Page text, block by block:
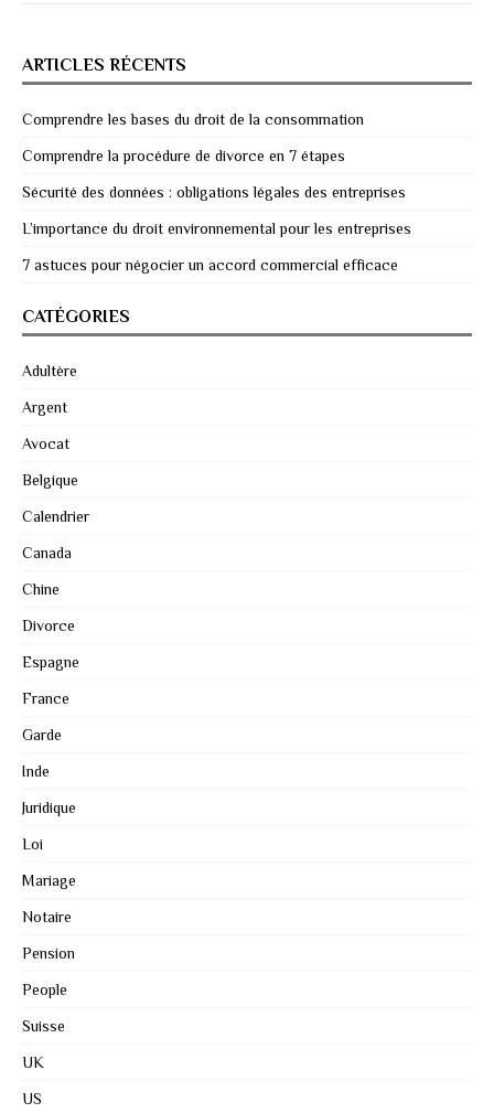
ARTICLES RÉCENTS
Comprendre les bases du droit de la consommation
Comprendre la procédure de divorce en 7 étapes
Sécurité des données : obligations légales des entreprises
L’importance du droit environnemental pour les entreprises
7 astuces pour négocier un accord commercial efficace
CATÉGORIES
Adultère
Argent
Avocat
Belgique
Calendrier
Canada
Chine
Divorce
Espagne
France
Garde
Inde
Juridique
Loi
Mariage
Notaire
Pension
People
Suisse
UK
US